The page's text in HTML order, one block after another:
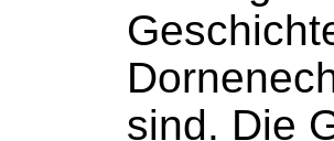
sind. Die